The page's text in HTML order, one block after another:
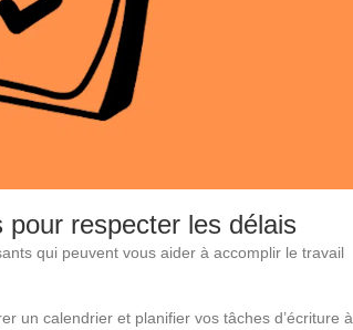
respecter les délais
qui peuvent vous aider à accomplir le travail
un calendrier et planifier vos tâches d’écriture à